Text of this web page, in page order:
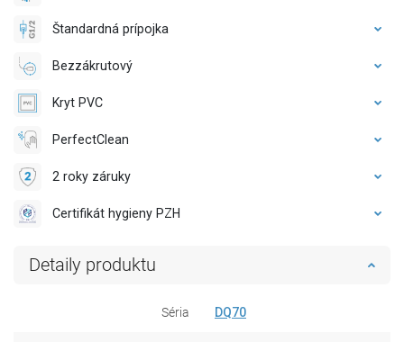
Štandardná prípojka
Bezzákrutový
Kryt PVC
PerfectClean
2 roky záruky
Certifikát hygieny PZH
Detaily produktu
Séria DQ70